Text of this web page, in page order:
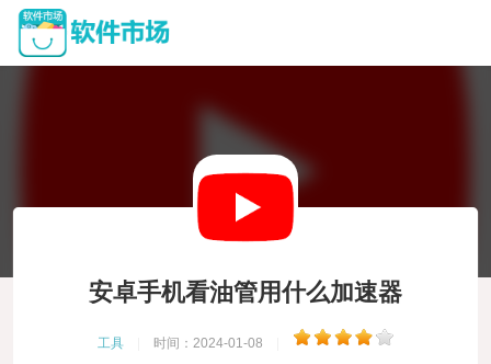
安卓手机看油管用什么加速器
工具 时间：2024-01-08